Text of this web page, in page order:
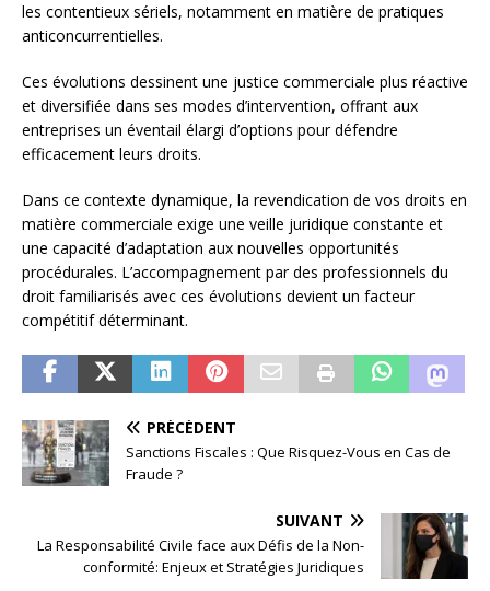
les contentieux sériels, notamment en matière de pratiques
anticoncurrentielles.
Ces évolutions dessinent une justice commerciale plus réactive
et diversifiée dans ses modes d’intervention, offrant aux
entreprises un éventail élargi d’options pour défendre
efficacement leurs droits.
Dans ce contexte dynamique, la revendication de vos droits en
matière commerciale exige une veille juridique constante et
une capacité d’adaptation aux nouvelles opportunités
procédurales. L’accompagnement par des professionnels du
droit familiarisés avec ces évolutions devient un facteur
compétitif déterminant.
PRÉCÉDENT
Sanctions Fiscales : Que Risquez-Vous en Cas de
Fraude ?
SUIVANT
La Responsabilité Civile face aux Défis de la Non-
conformité: Enjeux et Stratégies Juridiques